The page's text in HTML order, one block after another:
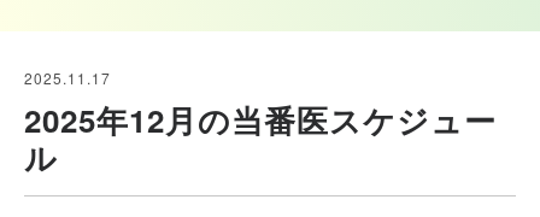
2025.11.17
2025年12月の当番医スケジュー
ル